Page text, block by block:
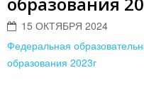
15 ОКТЯБРЯ 2024
Федеральная
образования 2023г